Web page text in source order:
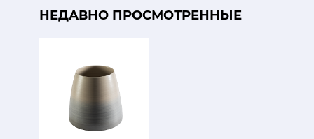
НЕДАВНО ПРОСМОТРЕННЫЕ